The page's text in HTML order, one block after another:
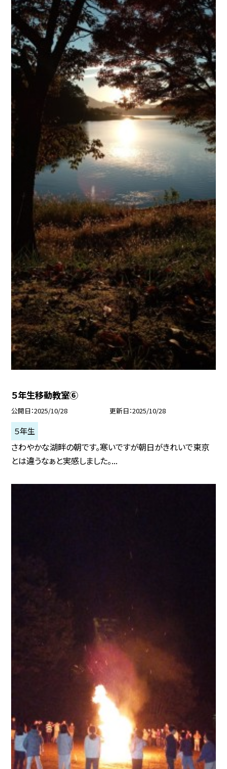
５年生移動教室⑥
公開日 2025/10/28 更新日 2025/10/28
５年生
さわやかな湖畔の朝です。寒いですが朝日がきれいで東京
とは違うなぁと実感しました。...